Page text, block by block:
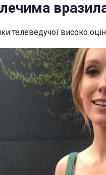
телеведучої високо